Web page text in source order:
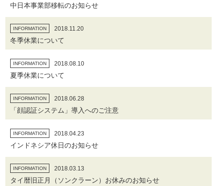
中日本事業部移転のお知らせ
INFORMATION 2018.11.20
冬季休業について
INFORMATION 2018.08.10
夏季休業について
INFORMATION 2018.06.28
「顔認証システム」導入へのご注意
INFORMATION 2018.04.23
インドネシア休日のお知らせ
INFORMATION 2018.03.13
タイ暦旧正月（ソンクラーン）お休みのお知らせ